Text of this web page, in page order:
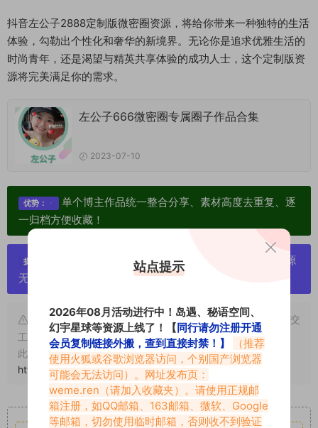
抖音左公子2888定制版微密圈资源，将给你带来一种独特的生活
体验，勾勒出个性化和奢华的新境界。无论你是追求优雅生活的
时尚青年，还是渴望与精英共享体验的成功人士，这个定制版资
源将完美满足你的需求。
左公子666微密圈专属圈子作品合集
2023-07-10
优势：
单个博主作品统一整合分享、素材高度去重复、逐
一归档方便收藏！
提示：
严禁搬运资源链接，一经发现封号处理，素材资源
无露点、需求请绕道，关闭本站网页！
申明：本文资源均来源网友分享，若侵犯了您的权限可以提交
工单处理。
此外本文章皆属于原创文章，转载请注明出处！原文链接：
https://abcjyw.com/2011.html
重要声明
站点提示
2026年08月活动进行中！岛遇、秘语空间、
幻宇星球等资源上线了！【同行请勿注册开通
会员复制链接外搬，查到直接封禁！】
（推荐
使用火狐或谷歌浏览器访问，个别国产浏览器
可能会无法访问）。网址发布页：
weme.ren （请加入收藏夹）。请使用正规邮
箱注册，如QQ邮箱、163邮箱、微软、Google
等邮箱，切勿使用临时邮箱，否则收不到验证